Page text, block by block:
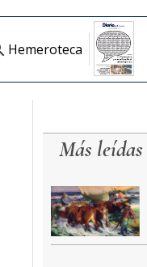
Hemeroteca
Más leídas